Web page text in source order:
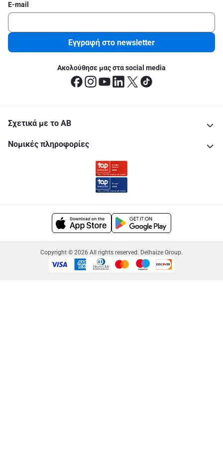
E-mail
Εγγραφή στο newsletter
Ακολούθησε μας στα social media
Σχετικά με το ΑΒ
Νομικές πληροφορίες
Copyright © 2026 All rights reserved. Delhaize Group.